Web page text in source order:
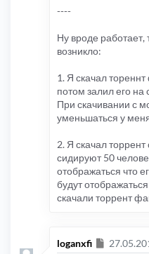
$rtrackoi_ip
/
# Аннонс URL
/
# Дополнять
/
# Строка
----
Ну вроде работает,
возникло:
1. Я скачал
потом залил его на
При скачивании с
уменьшаться у
2. Я скачал торрент
сидируют 50
отображаться что
будут
скачали торрент
loganxfi